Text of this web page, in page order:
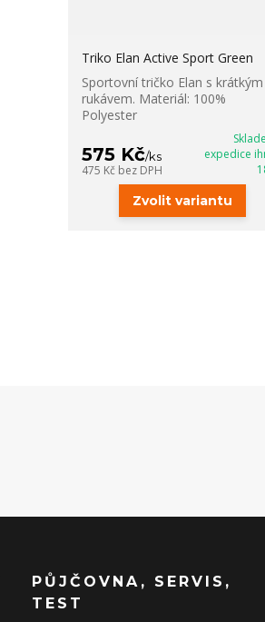
Triko Elan Active Sport Green
Sportovní tričko Elan s krátkým
rukávem. Materiál: 100%
Polyester
575 Kč/ks
475 Kč bez DPH
expedice
Zvolit variantu
PŮJČOVNA, SERVIS,
TEST